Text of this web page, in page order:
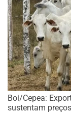
Boi/Cepea:
sustentam